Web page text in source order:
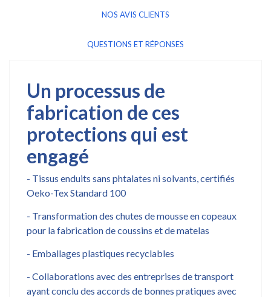
NOS AVIS CLIENTS
QUESTIONS ET RÉPONSES
Un processus de
fabrication de ces
protections qui est
engagé
- Tissus enduits sans phtalates ni solvants, certifiés
Oeko-Tex Standard 100
- Transformation des chutes de mousse en copeaux
pour la fabrication de coussins et de matelas
- Emballages plastiques recyclables
- Collaborations avec des entreprises de transport
ayant conclu des accords de bonnes pratiques avec